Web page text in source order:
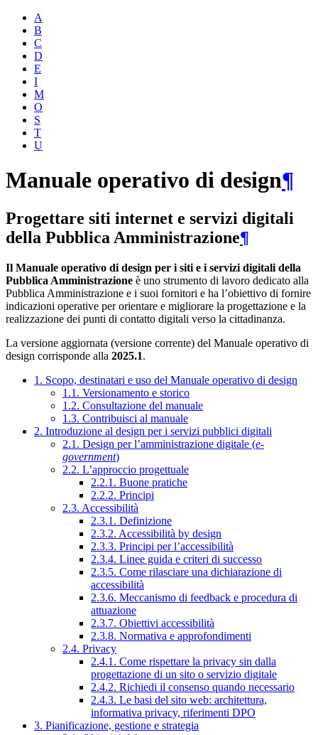
A
B
C
D
E
I
M
O
S
T
U
Manuale operativo di design¶
Progettare siti internet e servizi digitali
della Pubblica Amministrazione¶
Il Manuale operativo di design per i siti e i servizi digitali della
Pubblica Amministrazione è uno strumento di lavoro dedicato alla
Pubblica Amministrazione e i suoi fornitori e ha l’obiettivo di fornire
indicazioni operative per orientare e migliorare la progettazione e la
realizzazione dei punti di contatto digitali verso la cittadinanza.
La versione aggiornata (versione corrente) del Manuale operativo di
design corrisponde alla 2025.1.
1. Scopo, destinatari e uso del Manuale operativo di design
1.1. Versionamento e storico
1.2. Consultazione del manuale
1.3. Contribuisci al manuale
2. Introduzione al design per i servizi pubblici digitali
2.1. Design per l’amministrazione digitale (e-
government)
2.2. L’approccio progettuale
2.2.1. Buone pratiche
2.2.2. Principi
2.3. Accessibilità
2.3.1. Definizione
2.3.2. Accessibilità by design
2.3.3. Principi per l’accessibilità
2.3.4. Linee guida e criteri di successo
2.3.5. Come rilasciare una dichiarazione di
accessibilità
2.3.6. Meccanismo di feedback e procedura di
attuazione
2.3.7. Obiettivi accessibilità
2.3.8. Normativa e approfondimenti
2.4. Privacy
2.4.1. Come rispettare la privacy sin dalla
progettazione di un sito o servizio digitale
2.4.2. Richiedi il consenso quando necessario
2.4.3. Le basi del sito web: architettura,
informativa privacy, riferimenti DPO
3. Pianificazione, gestione e strategia